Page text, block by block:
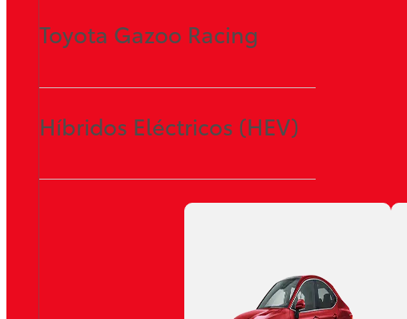
Toyota Gazoo Racing
Híbridos Eléctricos (HEV)